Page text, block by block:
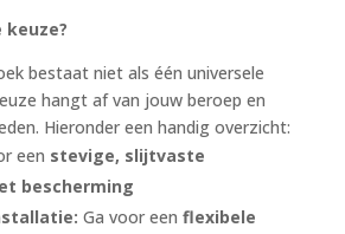
bestaat niet als één universele
hangt af van jouw beroep en
Hieronder een handig overzicht:
een stevige, slijtvaste
bescherming
Ga voor een flexibele